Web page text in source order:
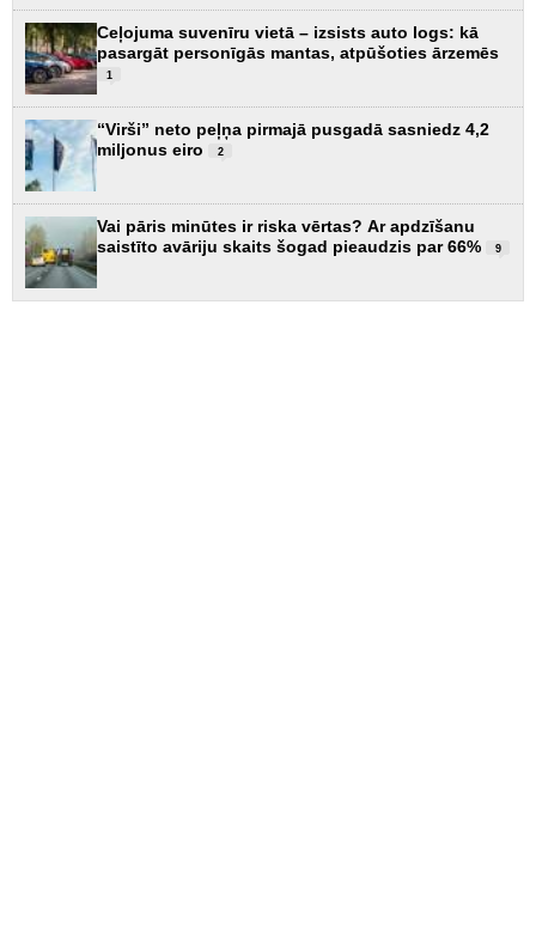
Ceļojuma suvenīru vietā – izsists auto logs: kā
pasargāt personīgās mantas, atpūšoties ārzemēs
1
“Virši” neto peļņa pirmajā pusgadā sasniedz 4,2
miljonus eiro
2
Vai pāris minūtes ir riska vērtas? Ar apdzīšanu
saistīto avāriju skaits šogad pieaudzis par 66%
9